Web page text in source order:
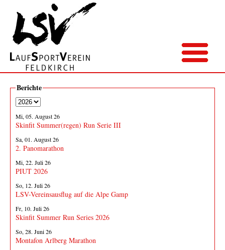
Berichte
Mi, 05. August 26
Skinfit Summer(regen) Run Serie III
Sa, 01. August 26
2. Panomarathon
Mi, 22. Juli 26
PIUT 2026
So, 12. Juli 26
LSV-Vereinsausflug auf die Alpe Gamp
Fr, 10. Juli 26
Skinfit Summer Run Series 2026
So, 28. Juni 26
Montafon Arlberg Marathon